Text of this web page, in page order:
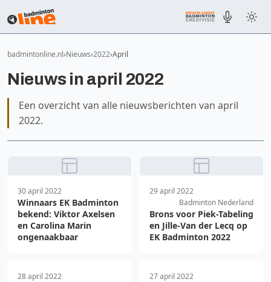
badmintonline.nl Nieuws 2022 April
Nieuws in april 2022
Een overzicht van alle nieuwsberichten van april
2022.
30 april 2022
Winnaars EK Badminton
bekend: Viktor Axelsen
en Carolina Marin
ongenaakbaar
29 april 2022
Badminton Nederland
Brons voor Piek-Tabeling
en Jille-Van der Lecq op
EK Badminton 2022
28 april 2022
27 april 2022